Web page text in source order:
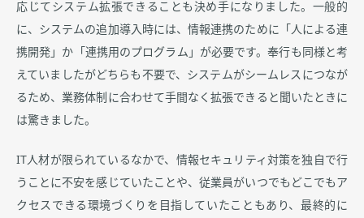
応じてシステム拡張できることも決め手になりました。一般的
に、システムの追加導入時には、情報連携のために「人による連
携開発」か「連携用のプログラム」が必要です。奉行も同様と考
えていましたがどちらも不要で、システムがシームレスにつなが
るため、業務体制に合わせて手間なく拡張できると聞いたときに
は驚きました。
IT人材が限られているなかで、情報セキュリティ対策を独自で行
うことに不安を感じていたことや、従業員がいつでもどこでもア
クセスできる環境づくりを目指していたこともあり、最終的に